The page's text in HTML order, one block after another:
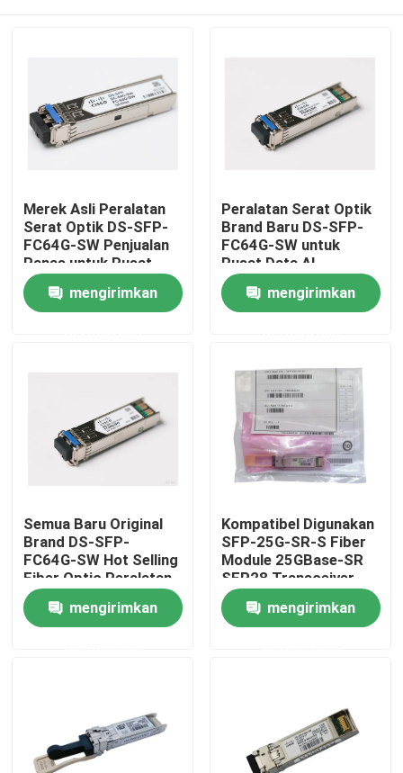
Rumah
Produk
Tur Pabrik
Hubungi kami
Berita
Modul QSFP28 100G
Merek Asli Peralatan
Serat Optik DS-SFP-
FC64G-SW Penjualan
Panas untuk Pusat
Data AI
mengirimkan
Peralatan Serat Optik
Brand Baru DS-SFP-
FC64G-SW untuk
Pusat Data AI
mengirimkan
Semua Baru Original
Brand DS-SFP-
FC64G-SW Hot Selling
Fiber Optic Peralatan
untuk AI Data Center
mengirimkan
Kompatibel Digunakan
SFP-25G-SR-S Fiber
Module 25GBase-SR
SFP28 Transceiver
mengirimkan